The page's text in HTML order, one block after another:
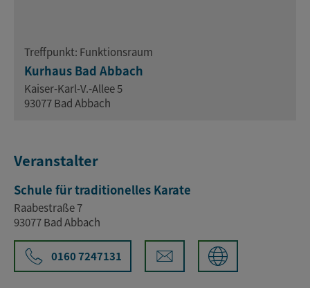
Treffpunkt: Funktionsraum
Kurhaus Bad Abbach
Kaiser-Karl-V.-Allee 5
93077 Bad Abbach
Veranstalter
Schule für traditionelles Karate
Raabestraße 7
93077 Bad Abbach
0160 7247131